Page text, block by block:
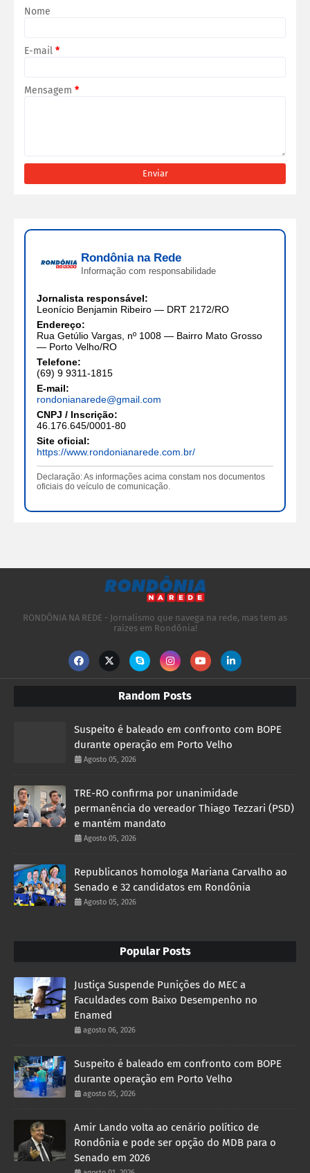
Nome
E-mail *
Mensagem *
Rondônia na Rede
Informação com responsabilidade
Jornalista responsável:
Leonício Benjamin Ribeiro — DRT 2172/RO
Endereço:
Rua Getúlio Vargas, nº 1008 — Bairro Mato Grosso
— Porto Velho/RO
Telefone:
(69) 9 9311-1815
E-mail:
rondonianarede@gmail.com
CNPJ / Inscrição:
46.176.645/0001-80
Site oficial:
https://www.rondonianarede.com.br/
Declaração: As informações acima constam nos documentos
oficiais do veículo de comunicação.
RONDÔNIA NA REDE - Jornalismo que navega na rede, mas tem as
raízes em Rondônia!
Random Posts
Suspeito é baleado em confronto com BOPE
durante operação em Porto Velho
Agosto 05, 2026
TRE-RO confirma por unanimidade
permanência do vereador Thiago Tezzari (PSD)
e mantém mandato
Agosto 05, 2026
Republicanos homologa Mariana Carvalho ao
Senado e 32 candidatos em Rondônia
Agosto 05, 2026
Popular Posts
Justiça Suspende Punições do MEC a
Faculdades com Baixo Desempenho no
Enamed
agosto 06, 2026
Suspeito é baleado em confronto com BOPE
durante operação em Porto Velho
agosto 05, 2026
Amir Lando volta ao cenário político de
Rondônia e pode ser opção do MDB para o
Senado em 2026